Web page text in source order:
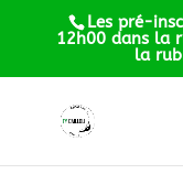
Les pré-
12h00 dans la
la